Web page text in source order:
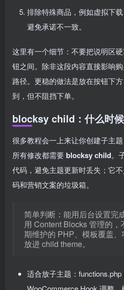
排除特殊商品，例如虚拟下
避免承诺不一致。
这里有一个细节：不要把说明区
钮之间。除非这段内容直接影响
路径。更稳的做法是放在按钮下
到，但不阻挡下单。
blocksy child：什么时
很多教程会一上来让你创建子主
所有修改都需要 blocksy child。
代码，避免主题更新时丢失；它
码和营销文案的垃圾箱。
简单判断：能用后台设置完
用 Content Blocks 管理的
期维护的 PHP、模板覆盖
放进 child theme。
适合放子主题：functions.php